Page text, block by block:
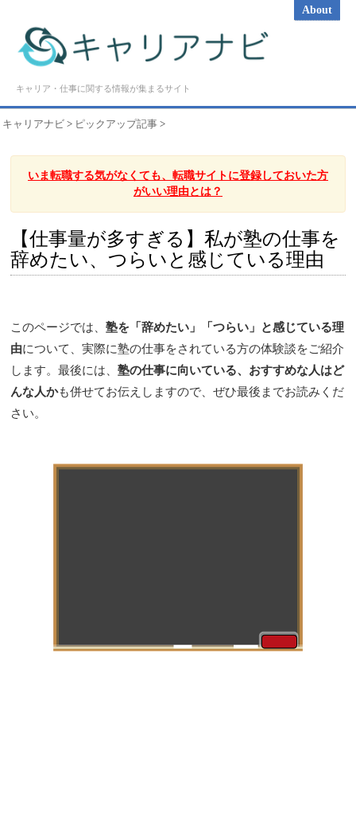
About
キャリア・仕事に関する情報が集まるサイト
キャリアナビ > ピックアップ記事 >
いま転職する気がなくても、転職サイトに登録しておいた方
がいい理由とは？
【仕事量が多すぎる】私が塾の仕事を
辞めたい、つらいと感じている理由
このページでは、 塾を「辞めたい」「つらい」と感じている理
由について、実際に塾の仕事をされている方の体験談をご紹介
します。最後には、 塾の仕事に向いている、おすすめな人はど
んな人かも併せてお伝えしますので、ぜひ最後までお読みくだ
さい。